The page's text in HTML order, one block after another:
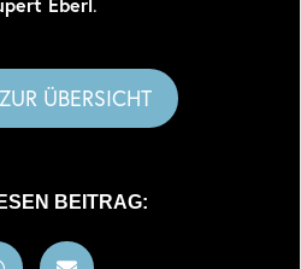
.
ÜBERSICHT
BEITRAG: